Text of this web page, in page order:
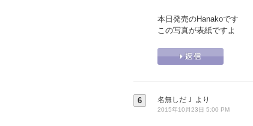
本日発売のHanakoです
この写真が表紙ですよ
6 名無しだＪ より
2015年10月23日 5:00 PM